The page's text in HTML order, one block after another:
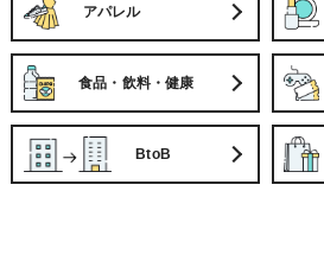
アパレル
食品・飲料・健康
BtoB